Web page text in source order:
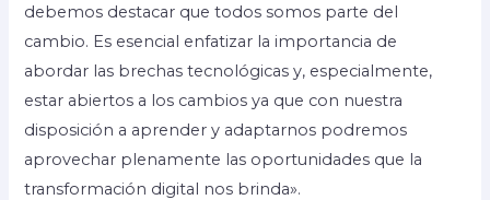
debemos destacar que todos somos parte del
cambio. Es esencial enfatizar la importancia de
abordar las brechas tecnológicas y, especialmente,
estar abiertos a los cambios ya que con nuestra
disposición a aprender y adaptarnos podremos
aprovechar plenamente las oportunidades que la
transformación digital nos brinda».